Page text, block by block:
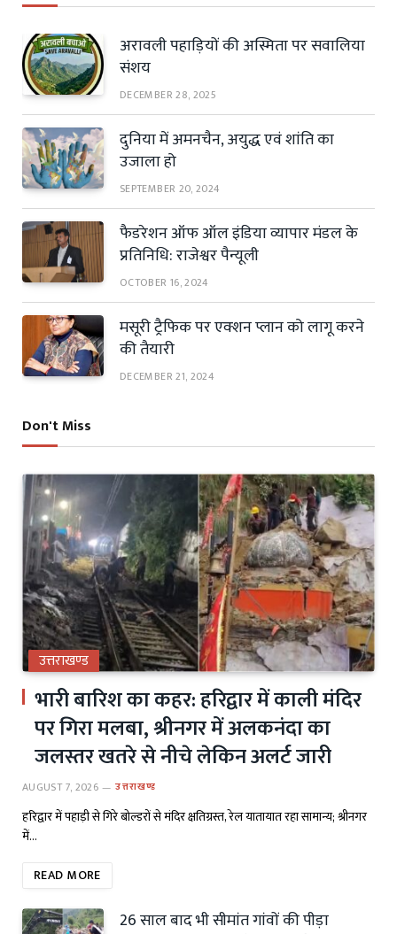
अरावली पहाड़ियों की अस्मिता पर सवालिया
संशय
DECEMBER 28, 2025
दुनिया में अमनचैन, अयुद्ध एवं शांति का
उजाला हो
SEPTEMBER 20, 2024
फैडरेशन ऑफ ऑल इंडिया व्यापार मंडल के
प्रतिनिधि: राजेश्वर पैन्यूली
OCTOBER 16, 2024
मसूरी ट्रैफिक पर एक्शन प्लान को लागू करने
की तैयारी
DECEMBER 21, 2024
Don't Miss
उत्तराखण्ड
भारी बारिश का कहर: हरिद्वार में काली मंदिर
पर गिरा मलबा, श्रीनगर में अलकनंदा का
जलस्तर खतरे से नीचे लेकिन अलर्ट जारी
AUGUST 7, 2026 उत्तराखण्ड
हरिद्वार में पहाड़ी से गिरे बोल्डरों से मंदिर क्षतिग्रस्त, रेल यातायात रहा सामान्य; श्रीनगर
में…
READ MORE
26 साल बाद भी सीमांत गांवों की पीड़ा